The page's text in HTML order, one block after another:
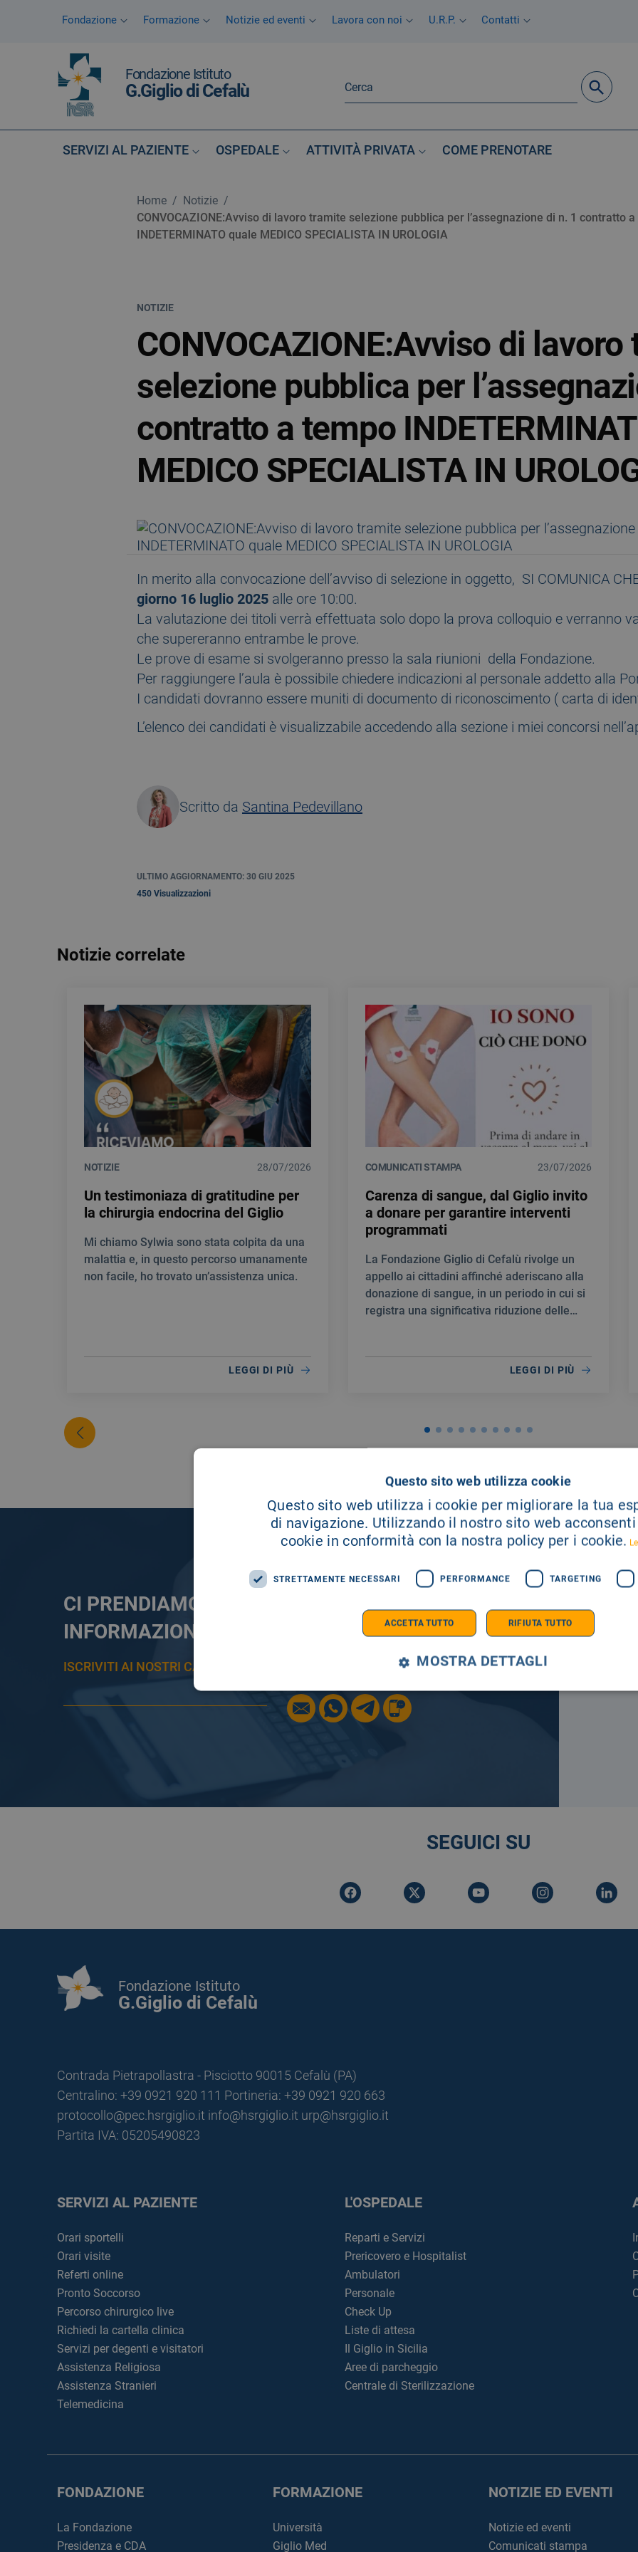
Vai al menu di navigazione
Fondazione Formazione Notizie ed eventi Lavora con noi U.R.P. Contatti
Fondazione Istituto
G.Giglio di Cefalù
SERVIZI AL PAZIENTE OSPEDALE ATTIVITÀ PRIVATA COME PRENOTARE
Home / Notizie /
CONVOCAZIONE:Avviso di lavoro tramite selezione pubblica per l’assegnazione di n. 1 contratto
INDETERMINATO quale MEDICO SPECIALISTA IN UROLOGIA
NOTIZIE
CONVOCAZIONE:Avviso di
selezione pubblica per
contratto a tempo
MEDICO SPECIALISTA IN
In merito alla convocazione dell’avviso di selezione in oggetto, SI COMUNICA
giorno 16 luglio 2025 alle ore 10:00.
La valutazione dei titoli verrà effettuata solo dopo la prova colloquio e verranno
che supereranno entrambe le prove.
Le prove di esame si svolgeranno presso la sala riunioni della Fondazione.
Per raggiungere l’aula è possibile chiedere indicazioni al personale addetto alla
I candidati dovranno essere muniti di documento di riconoscimento ( carta di
L’elenco dei candidati è visualizzabile accedendo alla sezione i miei concorsi
Scritto da Santina Pedevillano
ULTIMO AGGIORNAMENTO: 30 GIU 2025
450 Visualizzazioni
Notizie correlate
NOTIZIE 28/07/2026
Un testimoniaza di gratitudine per
la chirurgia endocrina del Giglio
Mi chiamo Sylwia sono stata colpita da una
malattia e, in questo percorso umanamente
non facile, ho trovato un’assistenza unica.
LEGGI DI PIÙ
COMUNICATI STAMPA 23/07/2026
Carenza di sangue, dal Giglio invito
a donare per garantire interventi
programmati
La Fondazione Giglio di Cefalù rivolge un
appello ai cittadini affinché aderiscano alla
donazione di sangue, in un periodo in cui si
registra una significativa riduzione delle
LEGGI DI PIÙ
CI PRENDIAMO CURA DELLA TUA
INFORMAZIONE
ISCRIVITI AI NOSTRI CANALI PER RESTARE SEMPRE AGGIORNATO
SEGUICI SU
Fondazione Istituto
G.Giglio di Cefalù
Contrada Pietrapollastra - Pisciotto 90015 Cefalù (PA)
Centralino: +39 0921 920 111 Portineria: +39 0921 920 663
protocollo@pec.hsrgiglio.it info@hsrgiglio.it urp@hsrgiglio.it
Partita IVA: 05205490823
SERVIZI AL PAZIENTE
Orari sportelli
Orari visite
Referti online
Pronto Soccorso
Percorso chirurgico live
Richiedi la cartella clinica
Servizi per degenti e visitatori
Assistenza Religiosa
Assistenza Stranieri
Telemedicina
L'OSPEDALE
Reparti e Servizi
Prericovero e Hospitalist
Ambulatori
Personale
Check Up
Liste di attesa
Il Giglio in Sicilia
Aree di parcheggio
Centrale di Sterilizzazione
FONDAZIONE
La Fondazione
Presidenza e CDA
FORMAZIONE
Università
Giglio Med
NOTIZIE ED EVENTI
Notizie ed eventi
Comunicati stampa
Questo sito web utilizza cookie
Questo sito web utilizza i cookie per migliorare la tua
di navigazione. Utilizzando il nostro sito web
cookie in conformità con la nostra policy per i cookie.
STRETTAMENTE NECESSARI PERFORMANCE TARGETING
ACCETTA TUTTO RIFIUTA TUTTO
MOSTRA DETTAGLI